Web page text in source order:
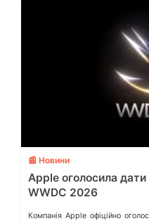
📰 Новини
Apple оголосила дати
WWDC 2026
Компанія Apple офіційно